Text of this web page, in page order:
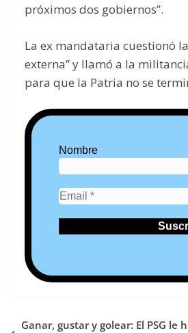
próximos dos gobiernos”.
La ex mandataria cuestionó
externa” y llamó a la
para que la Patria no se
Nombre
Ganar, gustar y golear: El PSG le